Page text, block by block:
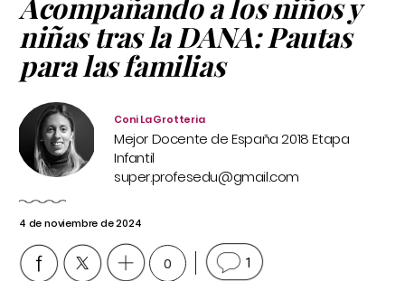
niñas tras la DANA: Pautas
para las familias
Coni La Grotteria
Mejor Docente de España 2018 Etapa
Infantil
super.profesedu@gmail.com
4 de noviembre de 2024
0 1